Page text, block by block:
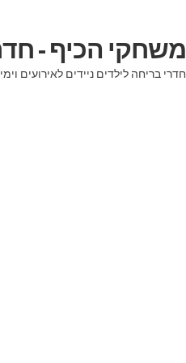
דלג
לניווט
לדלג
לתוכן
משחקי הכיף -
חדרי בריחה לילדים ניידים